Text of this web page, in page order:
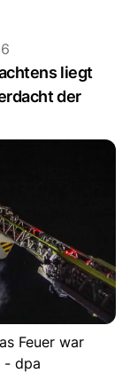
liegt
der
Feuer war
- dpa